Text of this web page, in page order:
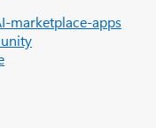
marketplace-apps